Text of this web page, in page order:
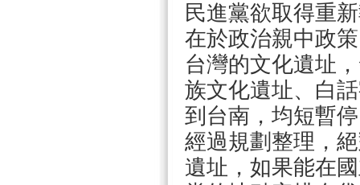
民進黨欲取得重
在於政治親中政
台灣的文化遺址
族文化遺址、白
到台南，均短暫
經過規劃整理，
遺址，如果能在